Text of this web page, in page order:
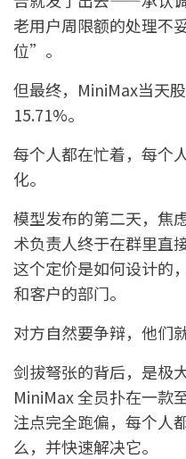
老用户周限额的处理不
位”。
但最终，MiniMax当天
15.71%。
每个人都在忙着，每个
化。
模型发布的第二天，焦
术负责人终于在群里直
这个定价是如何设计的
和客户的部门。
对方自然要争辩，他们
剑拔弩张的背后，是极
MiniMax 全员扑在一款
注点完全跑偏，每个人
么，并快速解决它。